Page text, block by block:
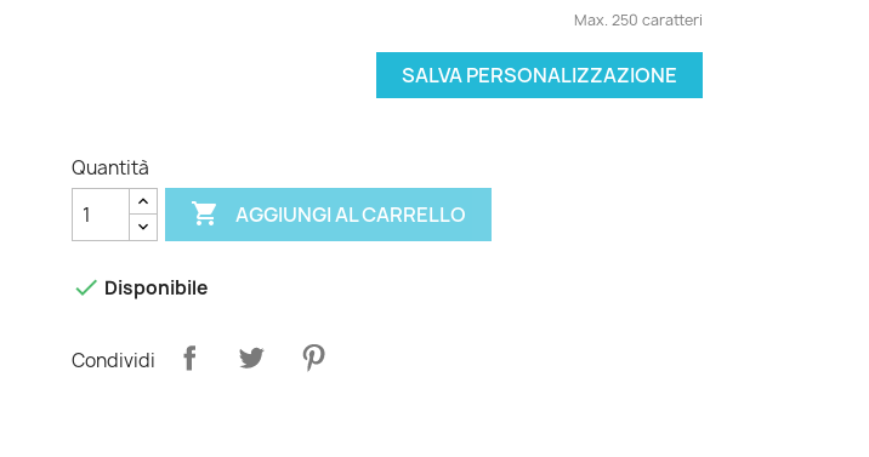
Max. 250 caratteri
SALVA PERSONALIZZAZIONE
Quantità
 AGGIUNGI AL CARRELLO
 Disponibile
Condividi